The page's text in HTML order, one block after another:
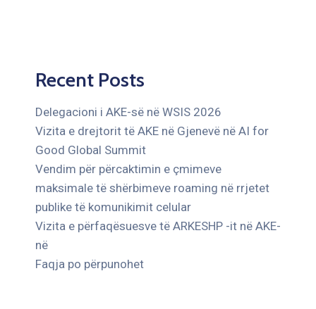
Recent Posts
Delegacioni i AKE-së në WSIS 2026
Vizita e drejtorit të AKE në Gjenevë në AI for
Good Global Summit
Vendim për përcaktimin e çmimeve
maksimale të shërbimeve roaming në rrjetet
publike të komunikimit celular
Vizita e përfaqësuesve të ARKESHP -it në AKE-
në
Faqja po përpunohet